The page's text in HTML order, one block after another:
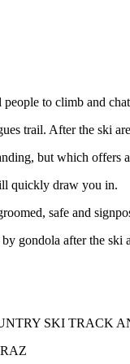
to climb and
trail. After the ski
but which offers
quickly draw you in.
safe and
gondola after the ski
SKI TRACK